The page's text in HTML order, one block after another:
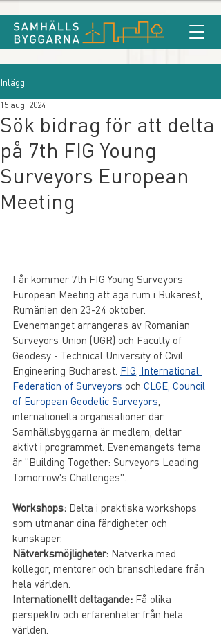
Inlägg
Sök bidrag för att delta
på 7th FIG Young
Surveyors European
Meeting
15 aug. 2024
I år kommer 7th FIG Young Surveyors
European Meeting att äga rum i Bukarest,
Rumänien den 23-24 oktober.
Evenemanget arrangeras av Romanian
Surveyors Union (UGR) och Faculty of
Geodesy - Technical University of Civil
Engineering Bucharest. FIG, International
Federation of Surveyors och CLGE, Council
of European Geodetic Surveyors
internationella organisationer där
Samhällsbyggarna är medlem, deltar
aktivt i programmet. Evenemangets tema
är "Building Together: Surveyors Leading
Tomorrow's Challenges".
Workshops: Delta i praktiska workshops
som utmanar dina färdigheter och
kunskaper.
Nätverksmöjligheter: Nätverka med
kollegor, mentorer och branschledare från
hela världen.
Internationellt deltagande: Få olika
perspektiv och erfarenheter från hela
världen.